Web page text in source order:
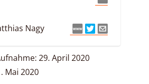
Nagy
29. April 2020
Mai 2020